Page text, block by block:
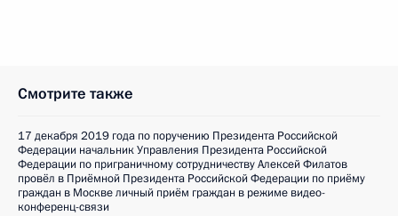
Смотрите также
17 декабря 2019 года по поручению Президента Российской
Федерации начальник Управления Президента Российской
Федерации по приграничному сотрудничеству Алексей Филатов
провёл в Приёмной Президента Российской Федерации по приёму
граждан в Москве личный приём граждан в режиме видео-
конференц-связи